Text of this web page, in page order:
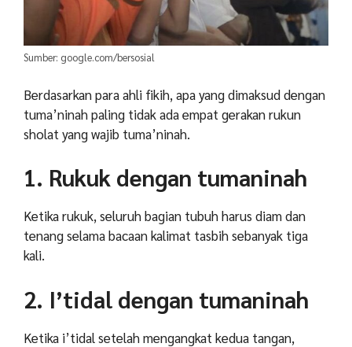
Sumber: google.com/bersosial
Berdasarkan para ahli fikih, apa yang dimaksud dengan
tuma’ninah paling tidak ada empat gerakan rukun
sholat yang wajib tuma’ninah.
1. Rukuk dengan tumaninah
Ketika rukuk, seluruh bagian tubuh harus diam dan
tenang selama bacaan kalimat tasbih sebanyak tiga
kali.
2. I’tidal dengan tumaninah
Ketika i’tidal setelah mengangkat kedua tangan,